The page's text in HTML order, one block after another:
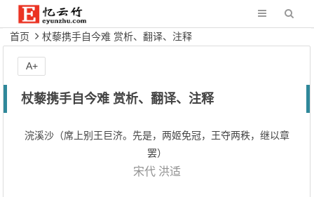
首页 杖藜携手自今难 赏析、翻译、注释
杖藜携手自今难 赏析、翻译、注释
浣溪沙（席上别王巨济。先是，两姬免冠，王夺两秩，继以章
罢）
宋代 洪适
A+